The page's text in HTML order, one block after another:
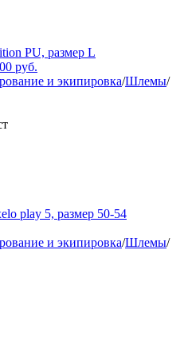
PU, размер L
руб.
и экипировка/Шлемы/
play 5, размер 50-54
и экипировка/Шлемы/